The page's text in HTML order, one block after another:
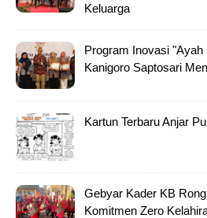
Keluarga
Program Inovasi
Kanigoro Saptosari
Kartun Terbaru Anjar
Gebyar Kader KB
Komitmen Zero